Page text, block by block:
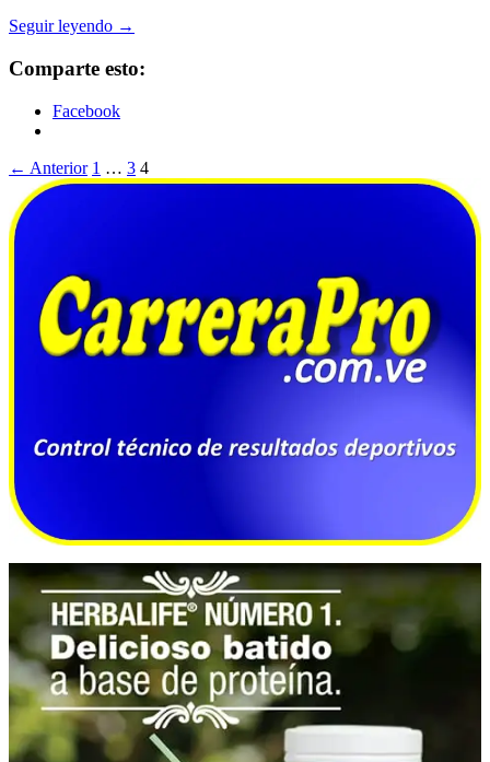
Seguir leyendo NOTIFICACIÓN
→
Comparte esto:
Facebook
Ir
a
las
← Anterior 1 … 3 4